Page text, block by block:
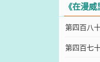
《在漫
第四百八
第四百七